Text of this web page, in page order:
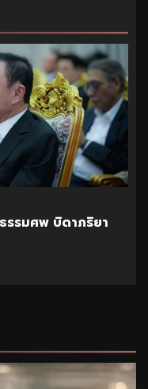
รมศพ บิดาภริยา